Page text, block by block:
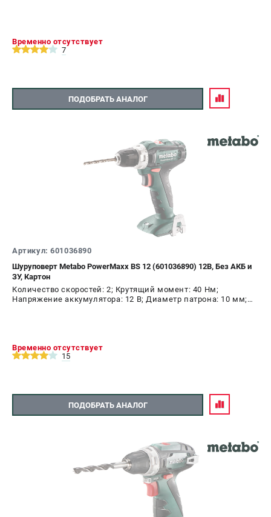
Временно отсутствует
7
ПОДОБРАТЬ АНАЛОГ
Артикул: 601036890
Шуруповерт Metabo PowerMaxx BS 12 (601036890) 12В, Без АКБ и
ЗУ, Картон
Количество скоростей: 2; Крутящий момент: 40 Нм;
Напряжение аккумулятора: 12 В; Диаметр патрона: 10 мм;
Временно отсутствует
15
ПОДОБРАТЬ АНАЛОГ